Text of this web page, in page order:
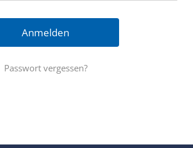
Passwort vergessen?